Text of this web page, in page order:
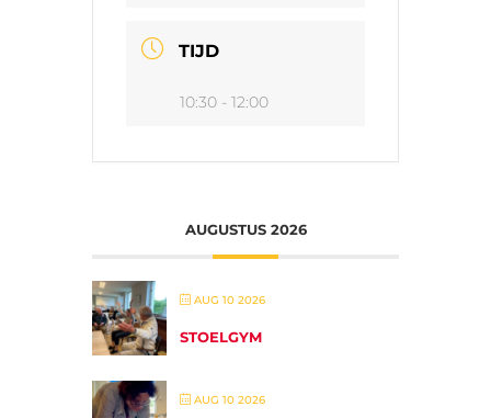
TIJD
10:30 - 12:00
AUGUSTUS 2026
AUG 10 2026
STOELGYM
AUG 10 2026